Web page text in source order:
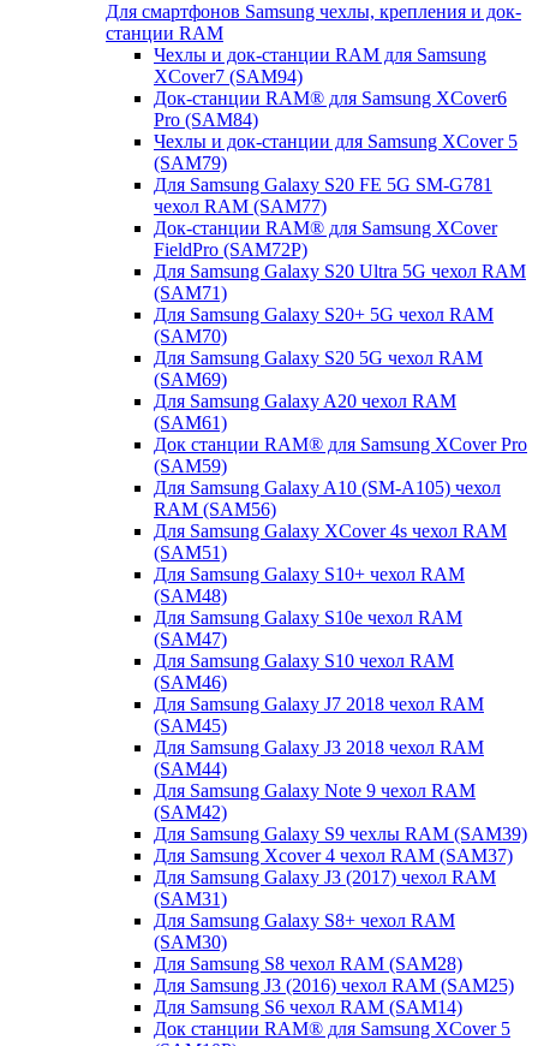
Для смартфонов Samsung чехлы, крепления и док-
станции RAM
Чехлы и док-станции RAM для Samsung
XCover7 (SAM94)
Док-станции RAM® для Samsung XCover6
Pro (SAM84)
Чехлы и док-станции для Samsung XCover 5
(SAM79)
Для Samsung Galaxy S20 FE 5G SM-G781
чехол RAM (SAM77)
Док-станции RAM® для Samsung XCover
FieldPro (SAM72P)
Для Samsung Galaxy S20 Ultra 5G чехол RAM
(SAM71)
Для Samsung Galaxy S20+ 5G чехол RAM
(SAM70)
Для Samsung Galaxy S20 5G чехол RAM
(SAM69)
Для Samsung Galaxy A20 чехол RAM
(SAM61)
Док станции RAM® для Samsung XCover Pro
(SAM59)
Для Samsung Galaxy A10 (SM-A105) чехол
RAM (SAM56)
Для Samsung Galaxy XCover 4s чехол RAM
(SAM51)
Для Samsung Galaxy S10+ чехол RAM
(SAM48)
Для Samsung Galaxy S10e чехол RAM
(SAM47)
Для Samsung Galaxy S10 чехол RAM
(SAM46)
Для Samsung Galaxy J7 2018 чехол RAM
(SAM45)
Для Samsung Galaxy J3 2018 чехол RAM
(SAM44)
Для Samsung Galaxy Note 9 чехол RAM
(SAM42)
Для Samsung Galaxy S9 чехлы RAM (SAM39)
Для Samsung Xcover 4 чехол RAM (SAM37)
Для Samsung Galaxy J3 (2017) чехол RAM
(SAM31)
Для Samsung Galaxy S8+ чехол RAM
(SAM30)
Для Samsung S8 чехол RAM (SAM28)
Для Samsung J3 (2016) чехол RAM (SAM25)
Для Samsung S6 чехол RAM (SAM14)
Док станции RAM® для Samsung XCover 5